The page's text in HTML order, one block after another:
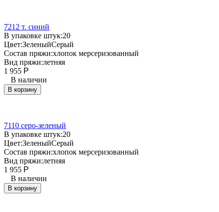
7212 т. синий
В упаковке штук:20
Цвет:ЗеленыйСерый
Состав пряжи:хлопок мерсеризованный
Вид пряжи:летняя
1 955 Р
В наличии
В корзину
7110 серо-зеленый
В упаковке штук:20
Цвет:ЗеленыйСерый
Состав пряжи:хлопок мерсеризованный
Вид пряжи:летняя
1 955 Р
В наличии
В корзину